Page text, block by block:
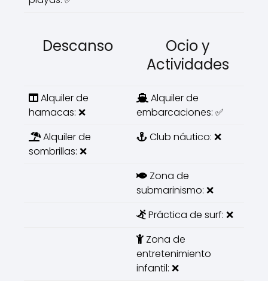
Descanso
Ocio y
Actividades
Alquiler de
hamacas: ❌
Alquiler de
embarcaciones: ✅
Alquiler de
sombrillas: ❌
Club náutico: ❌
Zona de
submarinismo: ❌
Práctica de surf: ❌
Zona de
entretenimiento
infantil: ❌